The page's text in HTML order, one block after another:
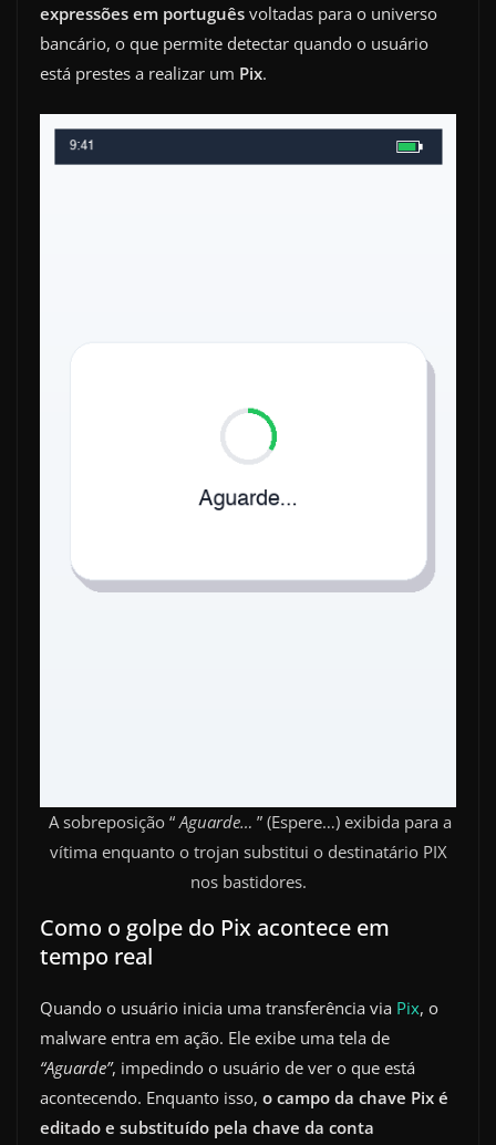
expressões em português voltadas para o universo
bancário, o que permite detectar quando o usuário
está prestes a realizar um Pix.
A sobreposição “Aguarde… ” (Espere…) exibida para a
vítima enquanto o trojan substitui o destinatário PIX
nos bastidores.
Como o golpe do Pix acontece em
tempo real
Quando o usuário inicia uma transferência via Pix, o
malware entra em ação. Ele exibe uma tela de
“Aguarde”, impedindo o usuário de ver o que está
acontecendo. Enquanto isso, o campo da chave Pix é
editado e substituído pela chave da conta